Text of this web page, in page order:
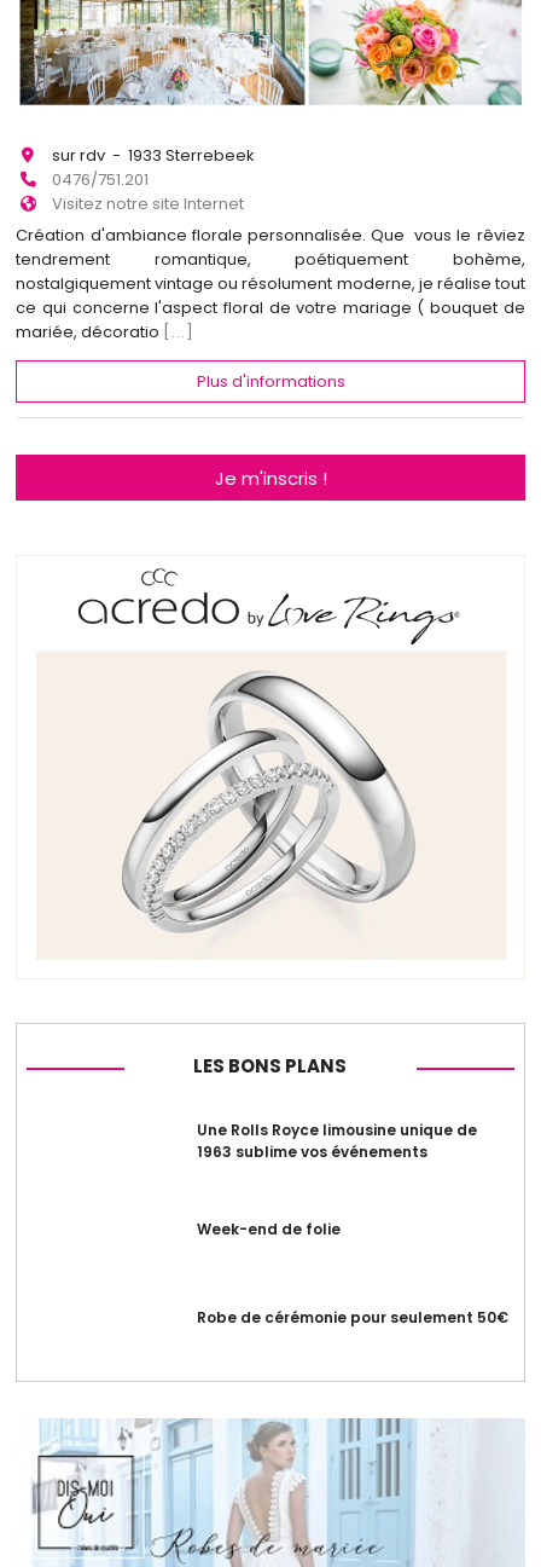
sur rdv - 1933 Sterrebeek
0476/751.201
Visitez notre site Internet
Création d'ambiance florale personnalisée. Que vous le rêviez
tendrement romantique, poétiquement bohème,
nostalgiquement vintage ou résolument moderne, je réalise tout
ce qui concerne l'aspect floral de votre mariage ( bouquet de
mariée, décoratio
[...]
Plus d'informations
Je m'inscris !
LES BONS PLANS
Une Rolls Royce limousine unique de
1963 sublime vos événements
Week-end de folie
Robe de cérémonie pour seulement 50€